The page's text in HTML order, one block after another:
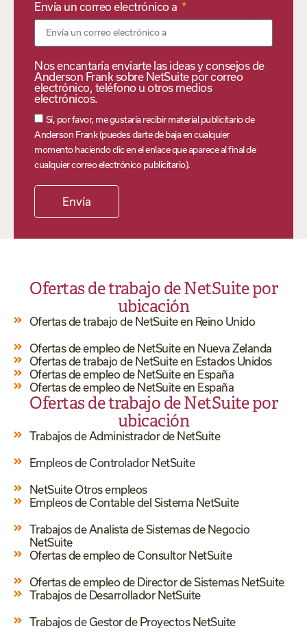
Envía un correo electrónico a
Nos encantaría enviarte las ideas y consejos de
Anderson Frank sobre NetSuite por correo
electrónico, teléfono u otros medios
electrónicos.
Sí, por favor, me gustaría recibir material publicitario de
Anderson Frank (puedes darte de baja en cualquier
momento haciendo clic en el enlace que aparece al final de
cualquier correo electrónico publicitario).
Envía
Ofertas de trabajo de NetSuite por
ubicación
Ofertas de trabajo de NetSuite en Reino Unido
Ofertas de empleo de NetSuite en Nueva Zelanda
Ofertas de trabajo de NetSuite en Estados Unidos
Ofertas de empleo de NetSuite en España
Ofertas de empleo de NetSuite en España
Ofertas de trabajo de NetSuite por
ubicación
Trabajos de Administrador de NetSuite
Empleos de Controlador NetSuite
NetSuite Otros empleos
Empleos de Contable del Sistema NetSuite
Trabajos de Analista de Sistemas de Negocio
NetSuite
Ofertas de empleo de Consultor NetSuite
Ofertas de empleo de Director de Sistemas NetSuite
Trabajos de Desarrollador NetSuite
Trabajos de Gestor de Proyectos NetSuite